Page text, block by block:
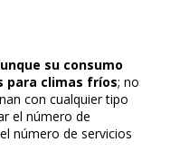
su consumo
para climas fríos; no
con cualquier tipo
el número de
número de servicios